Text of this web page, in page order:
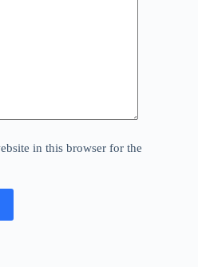
in this browser for the